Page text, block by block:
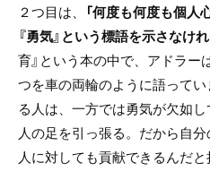
２つ目は、
「何度も何度も個人
『勇気』という標語を示さなけ
育』という本の中で、アドラー
つを車の両輪のように語って
る人は、一方では勇気が欠如
人の足を引っ張る。だから自分
人に対しても貢献できるんだと